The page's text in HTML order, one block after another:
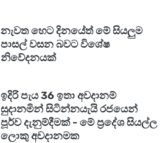
නැවත හෙට දිනයේත් මේ සියලුම
පාසල් වසන බවට විශේෂ
නිවේදනයක්
ඉදිරි පැය 36 ඉතා අවදානම්
සුදානමින් සිටින්නයැයි රජයෙන්
පූර්ව දැනුම්දීමක් - මේ ප්‍රදේශ සියල්ල
ලොකු අවදානමක